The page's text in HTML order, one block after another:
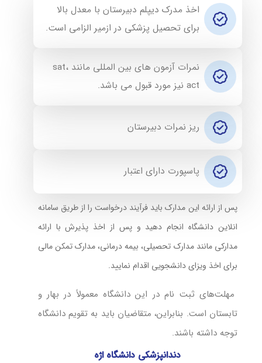
اخذ مدرک دیپلم دبیرستان با معدل بالا
برای تحصیل پزشکی در ازمیر الزامی است.
نمرات آزمون های بین المللی مانند sat،
act نیز مورد قبول می باشد.
ریز نمرات دبیرستان
پاسپورت دارای اعتبار
پس از ارائه این مدارک باید فرآیند درخواست را از طریق سامانه
انلاین دانشگاه انجام دهید و پس از اخذ پذیرش با ارائه
مدارکی مانند مدارک تحصیلی، بیمه درمانی، مدارک تمکن مالی
برای اخذ ویزای دانشجویی اقدام نمایید.
مهلت‌های ثبت نام در این دانشگاه معمولاً در بهار و
تابستان است. بنابراین، متقاضیان باید به تقویم دانشگاه
توجه داشته باشند.
دندانپزشکی دانشگاه اژه